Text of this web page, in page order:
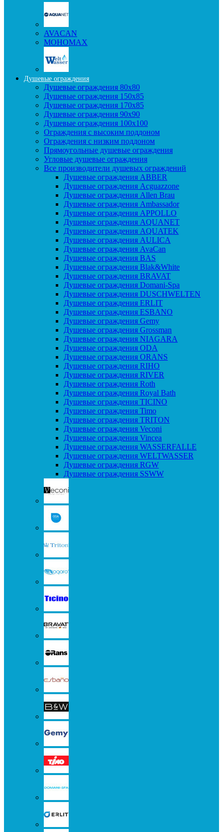
AVACAN
МОНОМАХ
Душевые ограждения
Душевые ограждения 80x80
Душевые ограждения 150x85
Душевые ограждения 170x85
Душевые ограждения 90x90
Душевые ограждения 100x100
Ограждения с высоким поддоном
Ограждения с низким поддоном
Прямоугольные душевые ограждения
Угловые душевые ограждения
Все производители душевых ограждений
Душевые ограждения ABBER
Душевые ограждения Acguazzone
Душевые ограждения Allen Brau
Душевые ограждения Ambassador
Душевые ограждения APPOLLO
Душевые ограждения AQUANET
Душевые ограждения AQUATEK
Душевые ограждения AULICA
Душевые ограждения AvaCan
Душевые ограждения BAS
Душевые ограждения Blak&White
Душевые ограждения BRAVAT
Душевые ограждения Domani-Spa
Душевые ограждения DUSCHWELTEN
Душевые ограждения ERLIT
Душевые ограждения ESBANO
Душевые ограждения Gemy
Душевые ограждения Grossman
Душевые ограждения NIAGARA
Душевые ограждения ODA
Душевые ограждения ORANS
Душевые ограждения RIHO
Душевые ограждения RIVER
Душевые ограждения Roth
Душевые ограждения Royal Bath
Душевые ограждения TICINO
Душевые ограждения Timo
Душевые ограждения TRITON
Душевые ограждения Veconi
Душевые ограждения Vincea
Душевые ограждения WASSERFALLE
Душевые ограждения WELTWASSER
Душевые ограждения RGW
Душевые ограждения SSWW